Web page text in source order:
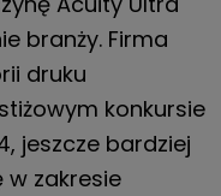
branży. Firma
druku
konkursie
jeszcze bardziej
zakresie